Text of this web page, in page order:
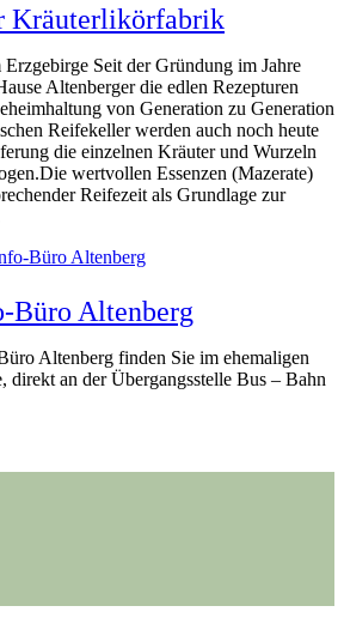
Kräuterlikörfabrik
Erzgebirge Seit der Gründung im Jahre
Altenberger die edlen Rezepturen
von Generation zu Generation
Reifekeller werden auch noch heute
die einzelnen Kräuter und Wurzeln
wertvollen Essenzen (Mazerate)
Reifezeit als Grundlage zur
Büro Altenberg
Altenberg finden Sie im ehemaligen
direkt an der Übergangsstelle Bus – Bahn